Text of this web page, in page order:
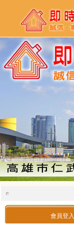
會員登入